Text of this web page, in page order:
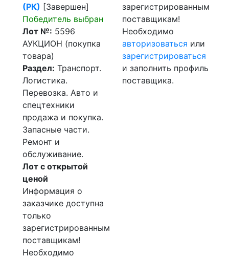
(РК) [Завершен]
Победитель выбран
Лот №: 5596
АУКЦИОН (покупка
товара)
Раздел: Транспорт.
Логистика.
Перевозка. Авто и
спецтехники
продажа и покупка.
Запасные части.
Ремонт и
обслуживание.
Лот с открытой
ценой
Информация о
заказчике доступна
только
зарегистрированным
поставщикам!
Необходимо
зарегистрированным
поставщикам!
Необходимо
авторизоваться или
зарегистрироваться
и заполнить профиль
поставщика.